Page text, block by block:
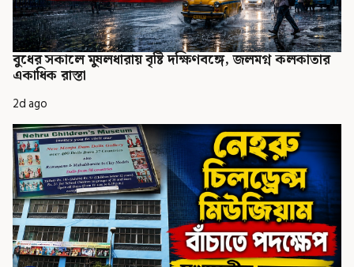
বুধের সকালে মুষলধারায় বৃষ্টি দক্ষিণবঙ্গে, জলমগ্ন কলকাতার
একাধিক রাস্তা
2d ago